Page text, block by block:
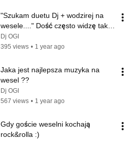
"Szukam duetu Dj + wodzirej na
wesele...." Dość często widzę takie
posty 🤓
Dj OGI
395 views • 1 year ago
Jaka jest najlepsza muzyka na
wesel ??
Dj OGI
567 views • 1 year ago
Gdy goście weselni kochają
rock&rolla :)